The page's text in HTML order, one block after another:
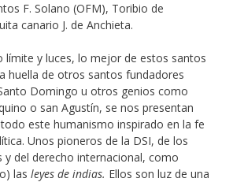
F. Solano (OFM), Toribio de
canario J. de Anchieta.
límite y luces, lo mejor de estos santos
huella de otros santos fundadores
Domingo u otros genios como
o san Agustín, se nos presentan
este humanismo inspirado en la fe
Unos pioneros de la DSI, de los
y del derecho internacional, como
las leyes de indias. Ellos son luz de una